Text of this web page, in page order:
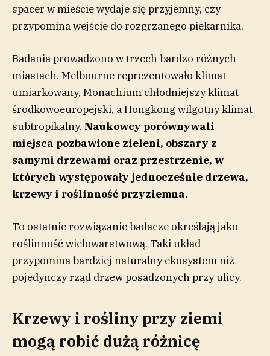
spacer w mieście wydaje się przyjemny, czy
przypomina wejście do rozgrzanego piekarnika.
Badania prowadzono w trzech bardzo różnych
miastach. Melbourne reprezentowało klimat
umiarkowany, Monachium chłodniejszy klimat
środkowoeuropejski, a Hongkong wilgotny klimat
subtropikalny. Naukowcy porównywali
miejsca pozbawione zieleni, obszary z
samymi drzewami oraz przestrzenie, w
których występowały jednocześnie drzewa,
krzewy i roślinność przyziemna.
To ostatnie rozwiązanie badacze określają jako
roślinność wielowarstwową. Taki układ
przypomina bardziej naturalny ekosystem niż
pojedynczy rząd drzew posadzonych przy ulicy.
Krzewy i rośliny przy ziemi
mogą robić dużą różnicę